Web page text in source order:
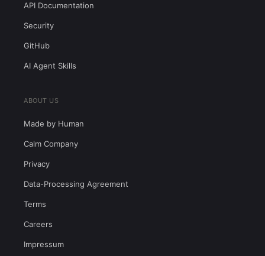
API Documentation
Security
GitHub
AI Agent Skills
ABOUT US
Made by Human
Calm Company
Privacy
Data-Processing Agreement
Terms
Careers
Impressum